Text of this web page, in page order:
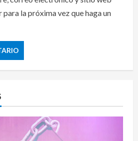
para la próxima vez que haga un